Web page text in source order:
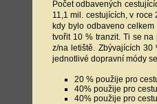
Počet odbavených
11,1 mil. cestujících, v
kdy bylo odbaveno
tvořit 10 % tranzit. Ti se
z/na letiště. Zbývajících
jednotlivé dopravní módy
20 % použije pro
40% použije pro
40% použije pro